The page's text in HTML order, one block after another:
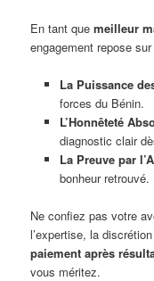
En tant quemeilleur
engagement repose
La Puissance
forces du Bénin.
L’Honnêteté
diagnostic clair
La Preuve par
bonheur retrouvé.
Ne confiez pas votre
l’expertise, la
paiement après
vous méritez.